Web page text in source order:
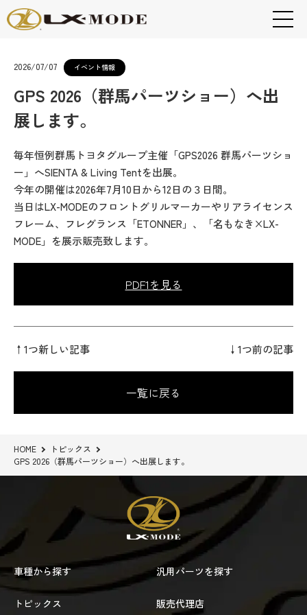
2026/07/07 イベント情報
GPS 2026（群馬パーツショー）へ出
展します。
毎年恒例群馬トヨタグループ主催「GPS2026 群馬パーツショ
ー」へSIENTA & Living Tentを出展。
今年の開催は2026年7月10日から12日の３日間。
当日はLX-MODEのフロントグリルマーカーやリアライセンス
フレーム、フレグランス「ETONNER」、「名もなき×LX-
MODE」を展示販売致します。
PDF1を見る
↑1つ新しい記事 ↓1つ前の記事
一覧に戻る
HOME
トピックス
GPS 2026（群馬パーツショー）へ出展します。
車種から探す 汎用パーツを探す
トピックス 販売代理店